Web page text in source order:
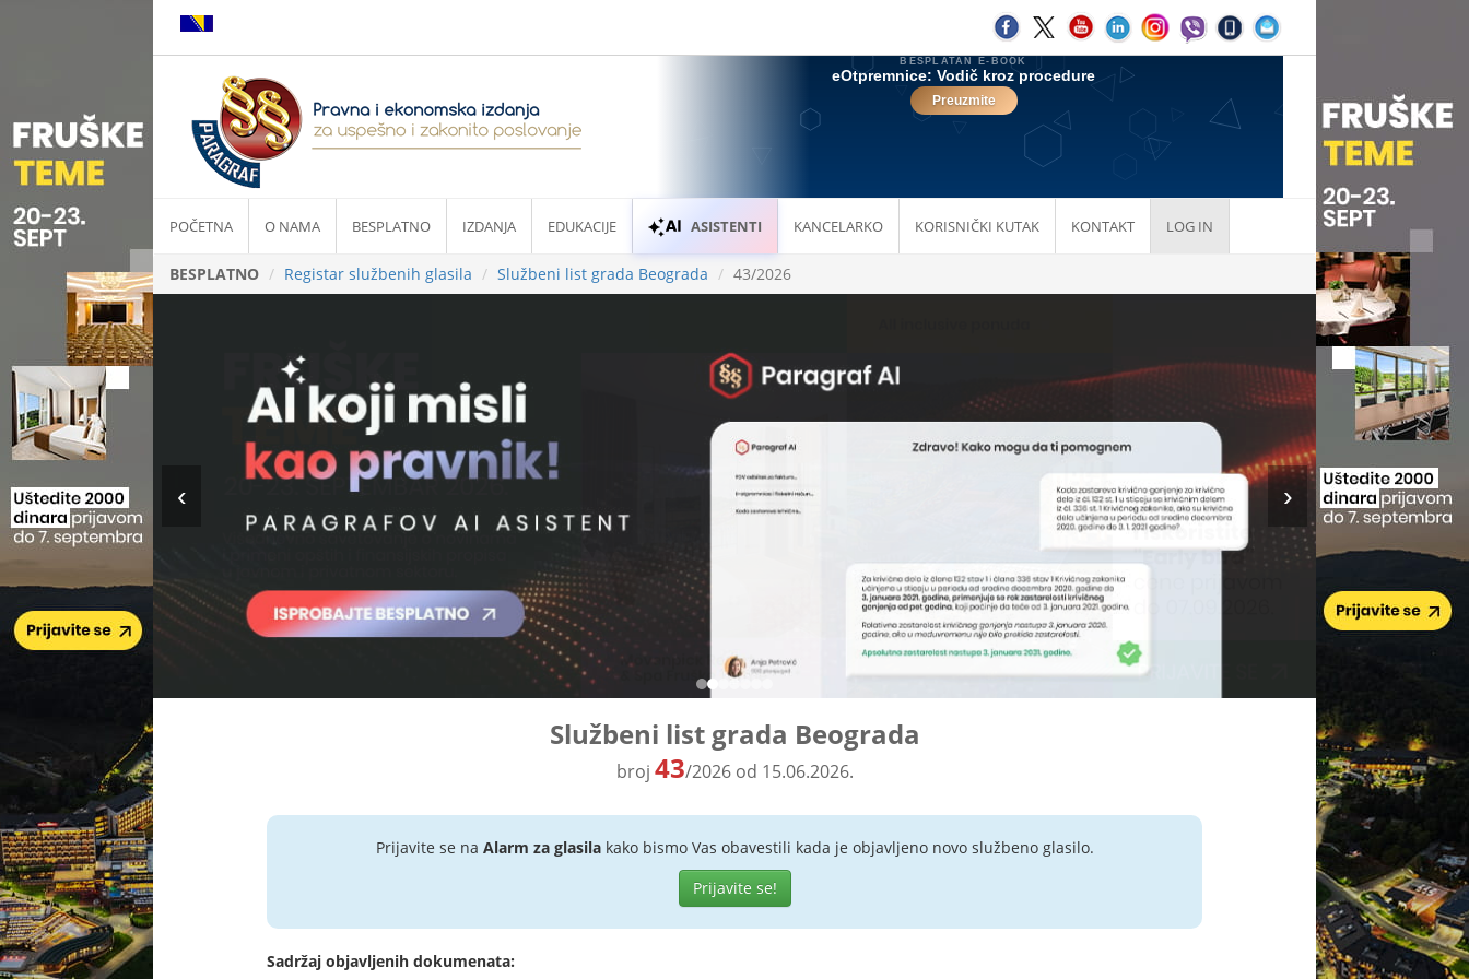
POČETNA O NAMA BESPLATNO IZDANJA EDUKACIJE ASISTENTI KANCELARKO KORISNIČKI KUTAK KONTAKT LOG IN
BESPLATNO Registar službenih glasila Službeni list grada Beograda 43/2026
Službeni list grada Beograda
broj 43/2026 od 15.06.2026.
Prijavite se na Alarm za glasilakako bismo Vas obavestili kada je objavljeno novo službeno glasilo.
Prijavite se!
Sadržaj objavljenih dokumenata: